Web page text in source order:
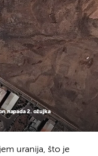
napada 2. ožujka
uranija, što je